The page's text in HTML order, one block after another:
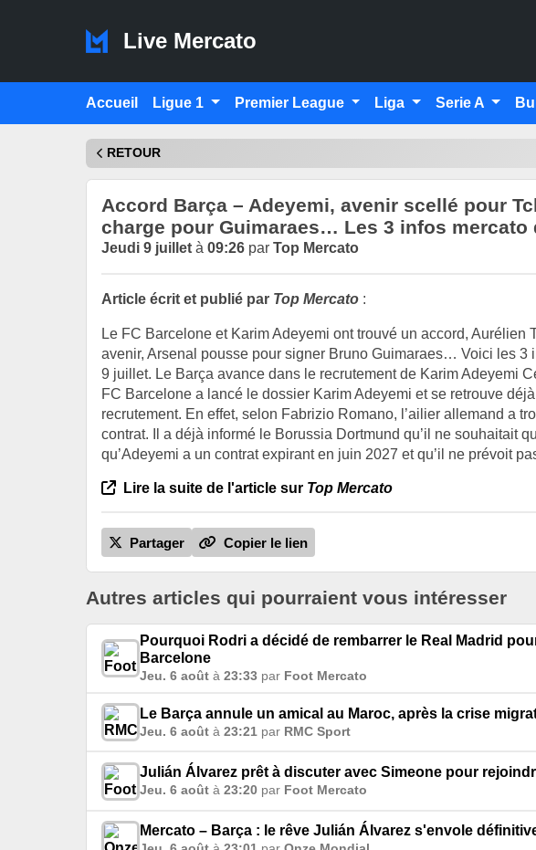
Live Mercato
Accueil Ligue 1 Premier League Liga Serie A
RETOUR
Accord Barça – Adeyemi, avenir scellé pour
charge pour Guimaraes… Les 3 infos mercato
Jeudi 9 juillet à 09:26 par Top Mercato
Article écrit et publié par Top Mercato :
Le FC Barcelone et Karim Adeyemi ont trouvé un accord, Aurélien
avenir, Arsenal pousse pour signer Bruno Guimaraes… Voici les 3
9 juillet. Le Barça avance dans le recrutement de Karim Adeyemi
FC Barcelone a lancé le dossier Karim Adeyemi et se retrouve
recrutement. En effet, selon Fabrizio Romano, l’ailier allemand a
contrat. Il a déjà informé le Borussia Dortmund qu’il ne souhaitait
qu’Adeyemi a un contrat expirant en juin 2027 et qu’il ne prévoit
Lire la suite de l'article sur Top Mercato
Partager Copier le lien
Autres articles qui pourraient vous intéresser
Pourquoi Rodri a décidé de rembarrer le Real Madrid
Barcelone
Jeu. 6 août à 23:33 par Foot Mercato
Le Barça annule un amical au Maroc, après la crise
Jeu. 6 août à 23:21 par RMC Sport
Julián Álvarez prêt à discuter avec Simeone pour
Jeu. 6 août à 23:20 par Foot Mercato
Mercato – Barça : le rêve Julián Álvarez s'envole